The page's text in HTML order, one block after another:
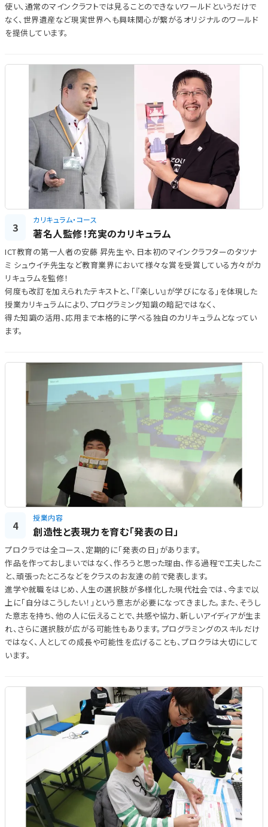
使い、通常のマインクラフトでは見ることのできないワールドというだけで
なく、世界遺産など現実世界へも興味関心が繋がるオリジナルのワールド
を提供しています。
3
カリキュラム・コース
著名人監修！充実のカリキュラム
ICT教育の第一人者の安藤 昇先生や、日本初のマインクラフターのタツナ
ミ シュウイチ先生など教育業界において様々な賞を受賞している方々がカ
リキュラムを監修！
何度も改訂を加えられたテキストと、「『楽しい』が学びになる」を体現した
授業カリキュラムにより、プログラミング知識の暗記ではなく、
得た知識の活用、応用まで本格的に学べる独自のカリキュラムとなってい
ます。
4
授業内容
創造性と表現力を育む「発表の日」
プロクラでは全コース、定期的に「発表の日」があります。
作品を作っておしまいではなく、作ろうと思った理由、作る過程で工夫したこ
と、頑張ったところなどをクラスのお友達の前で発表します。
進学や就職をはじめ、人生の選択肢が多様化した現代社会では、今まで以
上に「自分はこうしたい！」という意志が必要になってきました。また、そうし
た意志を持ち、他の人に伝えることで、共感や協力、新しいアイディアが生ま
れ、さらに選択肢が広がる可能性もあります。プログラミングのスキルだけ
ではなく、人としての成長や可能性を広げることも、プロクラは大切にして
います。